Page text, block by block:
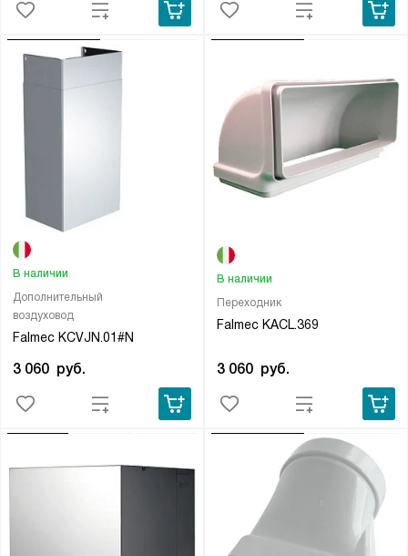
Дополнительный
воздуховод
Falmec KCVJN.01#N
В наличии
3 060 руб.
Переходник
Falmec KACL.369
В наличии
3 060 руб.